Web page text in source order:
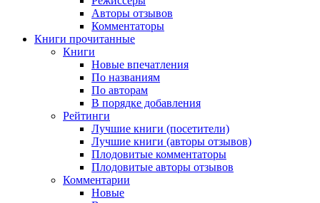
Авторы отзывов
Комментаторы
Книги прочитанные
Книги
Новые впечатления
По названиям
По авторам
В порядке добавления
Рейтинги
Лучшие книги (посетители)
Лучшие книги (авторы отзывов)
Плодовитые комментаторы
Плодовитые авторы отзывов
Комментарии
Новые